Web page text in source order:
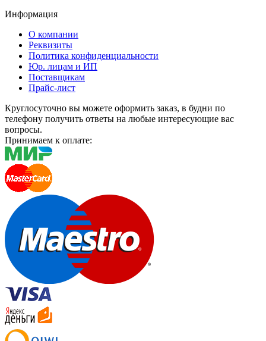
Информация
О компании
Реквизиты
Политика конфиденциальности
Юр. лицам и ИП
Поставщикам
Прайс-лист
Круглосуточно вы можете оформить заказ, в будни по
телефону получить ответы на любые интересующие вас
вопросы.
Принимаем к оплате: